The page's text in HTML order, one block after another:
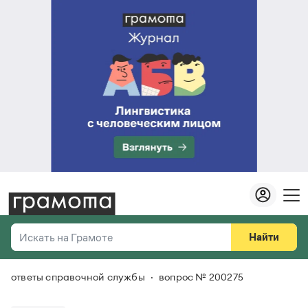
Искать на Грамоте
Справочная служба
Найти
Везде
ответы справочной службы вопрос № 200275